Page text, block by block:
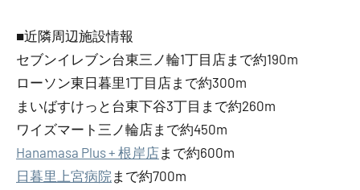
■近隣周辺施設情報
セブンイレブン台東三ノ輪1丁目店まで約190m
ローソン東日暮里1丁目店まで約300m
まいばすけっと台東下谷3丁目まで約260m
ワイズマート三ノ輪店まで約450m
Hanamasa Plus + 根岸店まで約600m
日暮里上宮病院 まで約700m